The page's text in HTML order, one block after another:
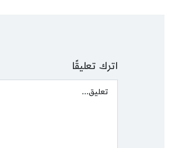
اترك تعليقًا
Comment